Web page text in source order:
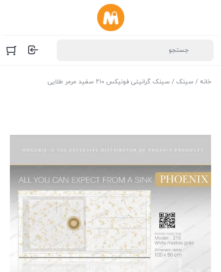
خانه / سینک / سینک گرانیتی فونیکس ۲۱۰ سفید مرمر طلایی